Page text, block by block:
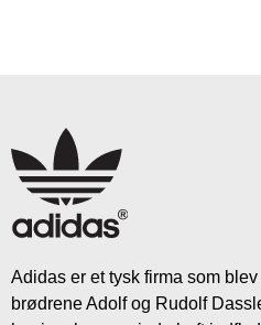
Adidas er et tysk firma som
brødrene Adolf og Rudolf